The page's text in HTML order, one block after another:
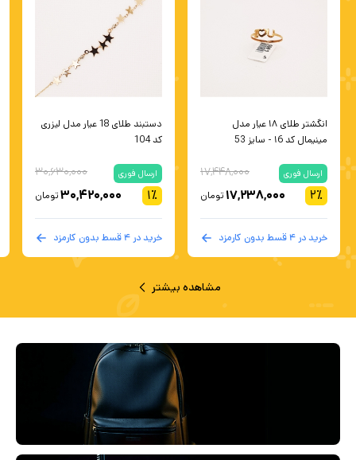
انگشتر طلای ۱۸ عیار مدل
مینیمال کد ۱6 - سایز 53
ارسال فوری
۲٪
۱۷,۴۴۸,۰۰۰
۱۷,۲۳۸,۰۰۰ تومان
خرید در ۴ قسط بدون کارمزد
دستبند طلای 18 عیار مدل لیزری
کد 104
ارسال فوری
۱٪
۳۰,۶۳۰,۰۰۰
۳۰,۴۲۰,۰۰۰تومان
خرید در ۴ قسط بدون کارمزد
مشاهده بیشتر